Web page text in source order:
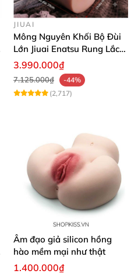
JIUAI
Mông Nguyên Khối Bộ Đùi
Lớn Jiuai Enatsu Rung Lắc
Siêu Thật
3.990.000₫
7.125.000₫
-44%
(2,717)
Âm đạo giả silicon hồng
hào mềm mại như thật
1.400.000₫